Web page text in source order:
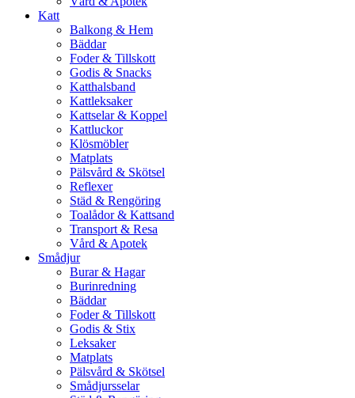
Katt
Balkong & Hem
Bäddar
Foder & Tillskott
Godis & Snacks
Katthalsband
Kattleksaker
Kattselar & Koppel
Kattluckor
Klösmöbler
Matplats
Pälsvård & Skötsel
Reflexer
Städ & Rengöring
Toalådor & Kattsand
Transport & Resa
Vård & Apotek
Smådjur
Burar & Hagar
Burinredning
Bäddar
Foder & Tillskott
Godis & Stix
Leksaker
Matplats
Pälsvård & Skötsel
Smådjursselar